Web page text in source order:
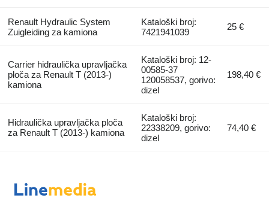
Renault Hydraulic System
Zuigleiding za kamiona
Kataloški broj:
7421941039
25 €
Carrier hidraulička upravljačka
ploča za Renault T (2013-)
kamiona
Kataloški broj: 12-
00585-37
120058537, gorivo:
dizel
198,40 €
Hidraulička upravljačka ploča
za Renault T (2013-) kamiona
Kataloški broj:
22338209, gorivo:
dizel
74,40 €